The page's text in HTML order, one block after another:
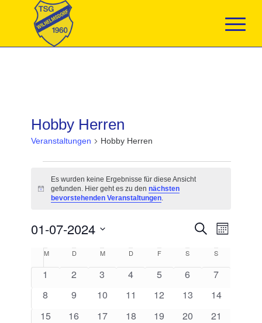
Hobby Herren
Veranstaltungen Hobby Herren
Hinweis
Es wurden keine Ergebnisse für diese Ansicht
gefunden. Hier geht es zu den nächsten
bevorstehenden Veranstaltungen.
Suche
Ansichten,
Navigation
Suche
Monat
01-07-2024
wählen.
Kalender
Veranstaltungen
M MONTAG
D DIENSTAG
M MITTWOCH
D DONNERSTAG
F FREITAG
S SAMSTAG
S
0
1
0
2
0
3
0
4
0
5
0
6
0
7
0
8
0
9
0
10
0
11
0
12
0
13
0
14
0
15
0
16
0
17
0
18
0
19
0
20
0
21